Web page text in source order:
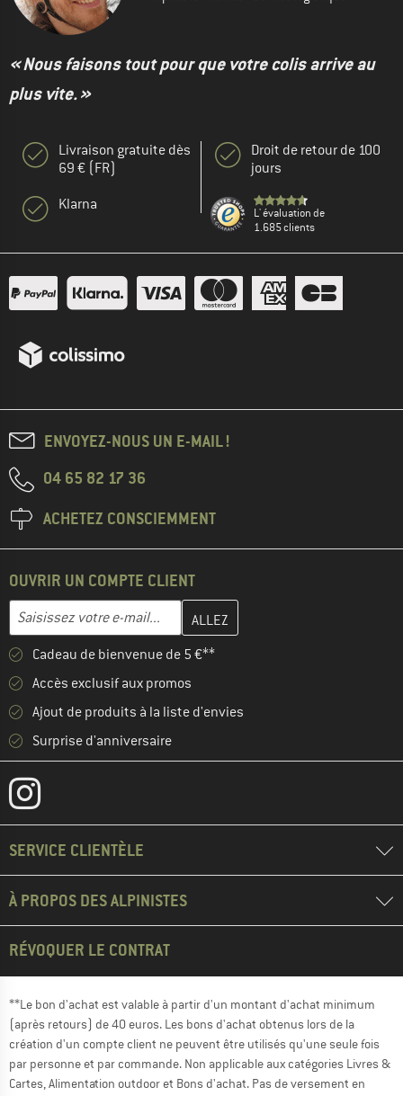
« Nous faisons tout pour que votre colis arrive au
plus vite. »
Livraison gratuite dès
69 € (FR)
Klarna
Droit de retour de 100
jours
L' évaluation de
1.685 clients
ENVOYEZ-NOUS UN E-MAIL !
04 65 82 17 36
ACHETEZ CONSCIEMMENT
OUVRIR UN COMPTE CLIENT
Adresse e-mail
Entrez votre adresse e-mail ici et créez votre compte client à la
Cadeau de bienvenue de 5 €**
Accès exclusif aux promos
Ajout de produits à la liste d'envies
Surprise d'anniversaire
SERVICE CLIENTÈLE
À PROPOS DES ALPINISTES
RÉVOQUER LE CONTRAT
**Le bon d'achat est valable à partir d'un montant d'achat minimum
(après retours) de 40 euros. Les bons d'achat obtenus lors de la
création d'un compte client ne peuvent être utilisés qu'une seule fois
par personne et par commande. Non applicable aux catégories Livres &
Cartes, Alimentation outdoor et Bons d'achat. Pas de versement en